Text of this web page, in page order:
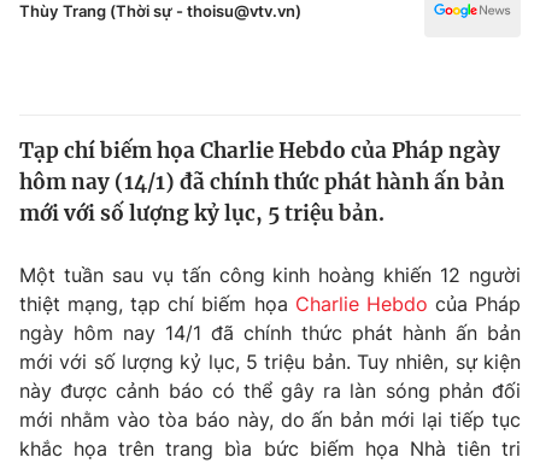
Pháp luật
Thế giới
Tin tức
Câu chuyện quốc tế
Kinh tế
Tài chính
Thị trường
Góc doanh nghiệp
Dữ liệu và đời sống
Truyền hình
Phim VTV
Giải trí
Công nghệ
Thùy Trang (Thời sự - thoisu@vtv.vn)
Tạp chí biếm họa Charlie Hebdo của Pháp ngày
hôm nay (14/1) đã chính thức phát hành ấn bản
mới với số lượng kỷ lục, 5 triệu bản.
Một tuần sau vụ tấn công kinh hoàng khiến 12 người
thiệt mạng, tạp chí biếm họa Charlie Hebdo của Pháp
ngày hôm nay 14/1 đã chính thức phát hành ấn bản
mới với số lượng kỷ lục, 5 triệu bản. Tuy nhiên, sự kiện
này được cảnh báo có thể gây ra làn sóng phản đối
mới nhằm vào tòa báo này, do ấn bản mới lại tiếp tục
khắc họa trên trang bìa bức biếm họa Nhà tiên tri